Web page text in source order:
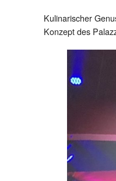
Kulinarischer
Konzept des